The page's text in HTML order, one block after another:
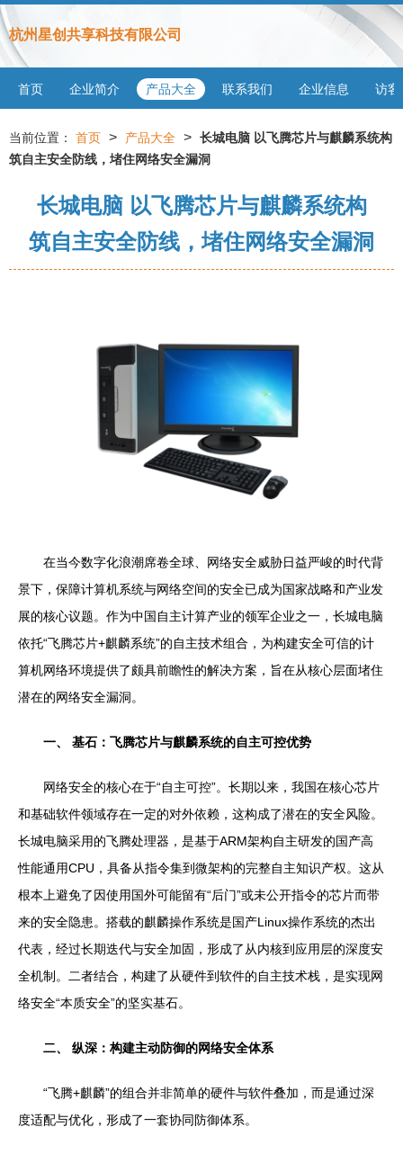
杭州星创共享科技有限公司
首页 企业简介 产品大全 联系我们 企业信息 访客
当前位置： 首页 > 产品大全 > 长城电脑 以飞腾芯片与麒麟系统构
筑自主安全防线，堵住网络安全漏洞
长城电脑 以飞腾芯片与麒麟系统构
筑自主安全防线，堵住网络安全漏洞
在当今数字化浪潮席卷全球、网络安全威胁日益严峻的时代背
景下，保障计算机系统与网络空间的安全已成为国家战略和产业发
展的核心议题。作为中国自主计算产业的领军企业之一，长城电脑
依托“飞腾芯片+麒麟系统”的自主技术组合，为构建安全可信的计
算机网络环境提供了颇具前瞻性的解决方案，旨在从核心层面堵住
潜在的网络安全漏洞。
一、 基石：飞腾芯片与麒麟系统的自主可控优势
网络安全的核心在于“自主可控”。长期以来，我国在核心芯片
和基础软件领域存在一定的对外依赖，这构成了潜在的安全风险。
长城电脑采用的飞腾处理器，是基于ARM架构自主研发的国产高
性能通用CPU，具备从指令集到微架构的完整自主知识产权。这从
根本上避免了因使用国外可能留有“后门”或未公开指令的芯片而带
来的安全隐患。搭载的麒麟操作系统是国产Linux操作系统的杰出
代表，经过长期迭代与安全加固，形成了从内核到应用层的深度安
全机制。二者结合，构建了从硬件到软件的自主技术栈，是实现网
络安全“本质安全”的坚实基石。
二、 纵深：构建主动防御的网络安全体系
“飞腾+麒麟”的组合并非简单的硬件与软件叠加，而是通过深
度适配与优化，形成了一套协同防御体系。